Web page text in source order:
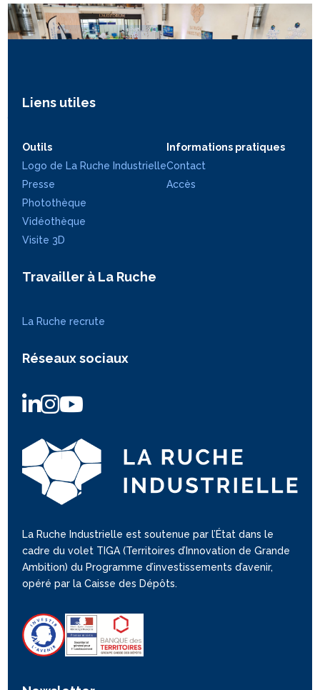
Liens utiles
Outils
Logo de La Ruche Industrielle
Presse
Photothèque
Vidéothèque
Visite 3D
Informations pratiques
Contact
Accès
Travailler à La Ruche
La Ruche recrute
Réseaux sociaux
La Ruche Industrielle est soutenue par l’État dans le
cadre du volet TIGA (Territoires d’Innovation de Grande
Ambition) du Programme d’investissements d’avenir,
opéré par la Caisse des Dépôts.